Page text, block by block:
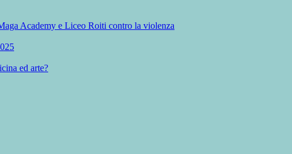
Academy e Liceo Roiti contro la violenza
ed arte?